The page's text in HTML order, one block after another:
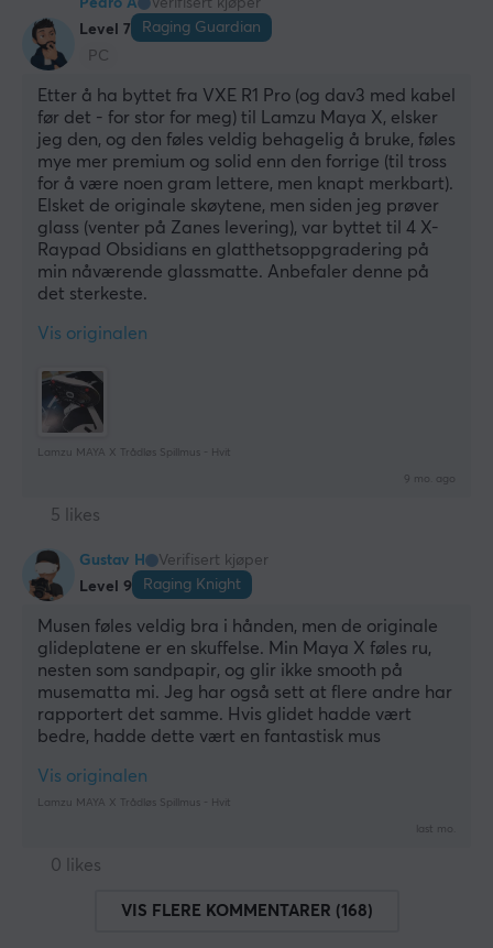
Pedro A
Verifisert kjøper
Level 7
Raging Guardian
PC
Etter å ha byttet fra VXE R1 Pro (og dav3 med kabel
før det - for stor for meg) til Lamzu Maya X, elsker
jeg den, og den føles veldig behagelig å bruke, føles
mye mer premium og solid enn den forrige (til tross
for å være noen gram lettere, men knapt merkbart).
Elsket de originale skøytene, men siden jeg prøver
glass (venter på Zanes levering), var byttet til 4 X-
Raypad Obsidians en glatthetsoppgradering på
min nåværende glassmatte. Anbefaler denne på
det sterkeste.
Vis originalen
Lamzu MAYA X Trådløs Spillmus - Hvit
9 mo. ago
5 likes
Gustav H
Verifisert kjøper
Level 9
Raging Knight
Musen føles veldig bra i hånden, men de originale
glideplatene er en skuffelse. Min Maya X føles ru,
nesten som sandpapir, og glir ikke smooth på
musematta mi. Jeg har også sett at flere andre har
rapportert det samme. Hvis glidet hadde vært
bedre, hadde dette vært en fantastisk mus
Vis originalen
Lamzu MAYA X Trådløs Spillmus - Hvit
last mo.
0 likes
VIS FLERE KOMMENTARER (168)